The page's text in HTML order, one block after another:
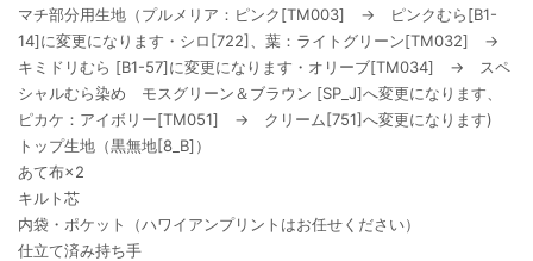
マチ部分用生地（プルメリア：ピンク[TM003] → ピンクむら[B1-
14]に変更になります・シロ[722]、葉：ライトグリーン[TM032] →
キミドリむら [B1-57]に変更になります・オリーブ[TM034] → スペ
シャルむら染め モスグリーン＆ブラウン [SP_J]へ変更になります、
ピカケ：アイボリー[TM051] → クリーム[751]へ変更になります)
トップ生地（黒無地[8_B]）
あて布×2
キルト芯
内袋・ポケット（ハワイアンプリントはお任せください）
仕立て済み持ち手